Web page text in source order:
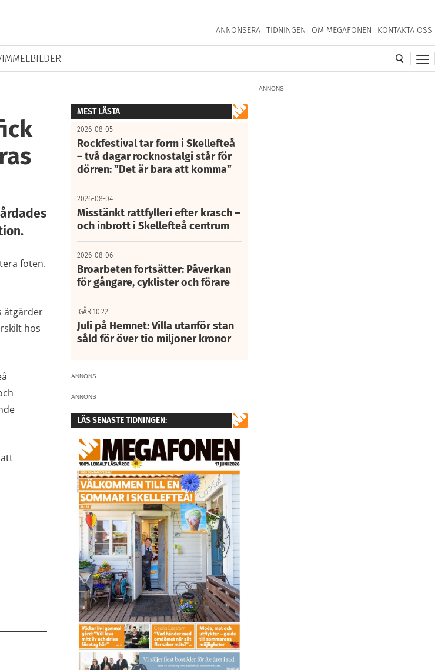
ANNONSERA TIDNINGEN OM MEGAFONEN KONTAKTA OSS
ANNONS
foten.
åtgärder
hos
MEST LÄSTA
2026-08-05
Rockfestival tar form i Skellefteå
– två dagar rocknostalgi står för
dörren: ”Det är bara att komma”
2026-08-04
Misstänkt rattfylleri efter krasch –
och inbrott i Skellefteå centrum
2026-08-06
Broarbeten fortsätter: Påverkan
för gångare, cyklister och förare
IGÅR 10:22
Juli på Hemnet: Villa utanför stan
såld för över tio miljoner kronor
ANNONS
ANNONS
LÄS SENASTE TIDNINGEN: